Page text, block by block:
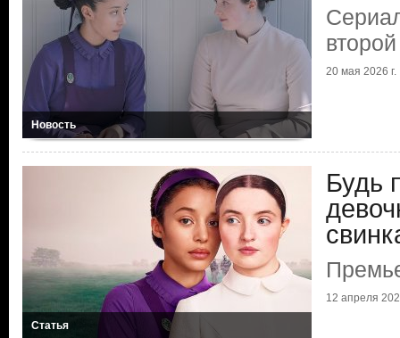
Новость
20 мая 2026 г.
Статья
Будь
12 апреля